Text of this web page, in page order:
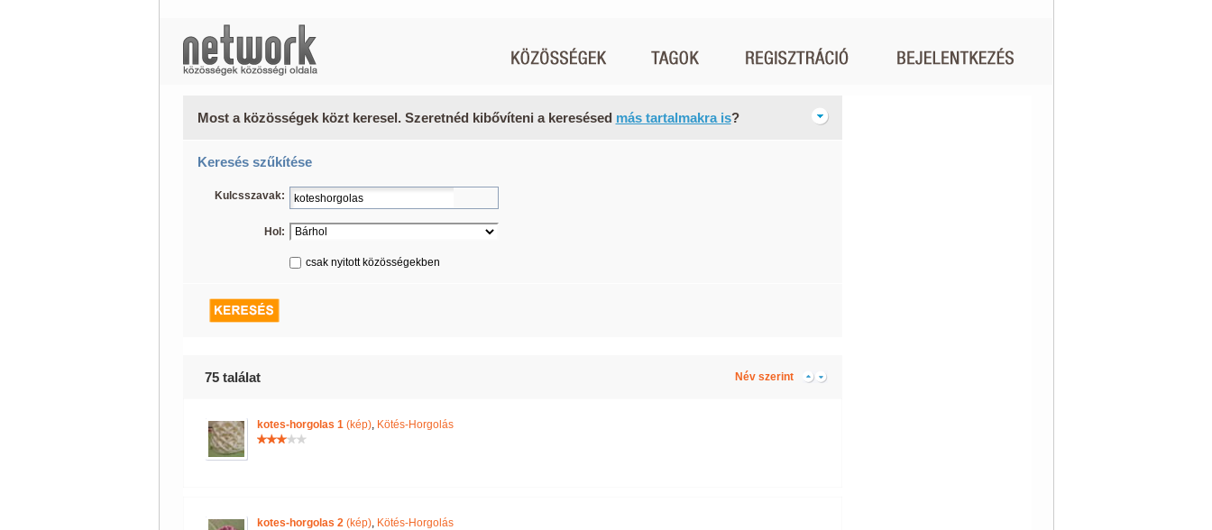
Most a közösségek közt keresel. Szeretnéd kibővíteni a keresésed más tartalmakra is?
Keresés szűkítése
Kulcsszavak:
Hol:
csak nyitott közösségekben
75 találat Név szerint
kotes-horgolas 1(kép), Kötés-Horgolás
kotes-horgolas 2(kép), Kötés-Horgolás